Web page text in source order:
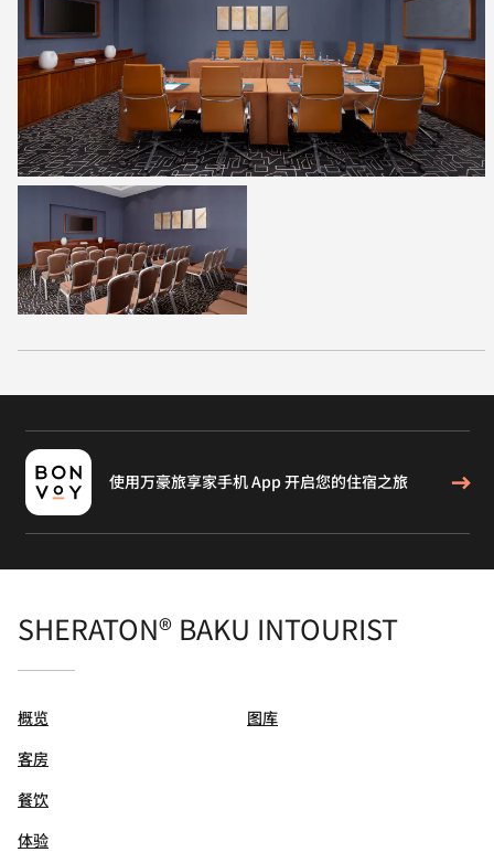
使用万豪旅享家手机 App 开启您的住宿之旅
SHERATON® BAKU INTOURIST
概览
客房
餐饮
体验
图库